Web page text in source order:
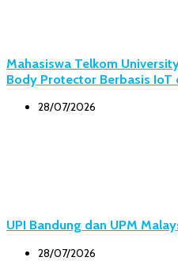
Mahasiswa Telkom
Body Protector Berbasis IoT
28/07/2026
UPI Bandung dan UPM
28/07/2026